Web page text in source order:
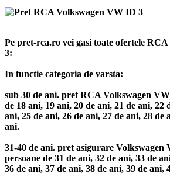
Pe pret-rca.ro vei gasi toate ofertele
3:
In functie categoria de varsta:
sub 30 de ani. pret RCA Volkswagen
de 18 ani, 19 ani, 20 de ani, 21 de ani, 22
ani, 25 de ani, 26 de ani, 27 de ani, 28 de
ani.
31-40 de ani. pret asigurare
persoane de 31 de ani, 32 de ani, 33 de
36 de ani, 37 de ani, 38 de ani, 39 de ani,